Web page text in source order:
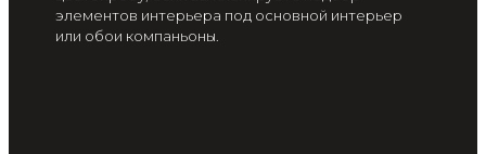
элементов интерьера под основной интерьер
или обои компаньоны.